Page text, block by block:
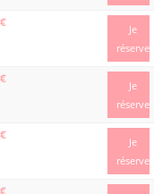
Je
réserve
Je
réserve
Je
réserve